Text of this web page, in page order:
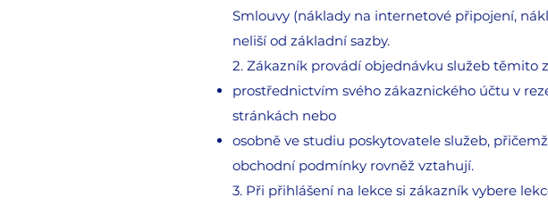
Smlouvy (náklady na internetové připojení,
neliší od základní sazby.
2. Zákazník provádí objednávku služeb těmito
prostřednictvím svého zákaznického účtu v
stránkách nebo
osobně ve studiu poskytovatele služeb,
obchodní podmínky rovněž vztahují.
3. Při přihlášení na lekce si zákazník vybere